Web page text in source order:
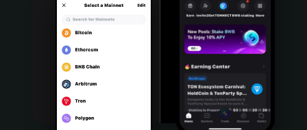
Português (Portugal)
Bahasa Indonesia